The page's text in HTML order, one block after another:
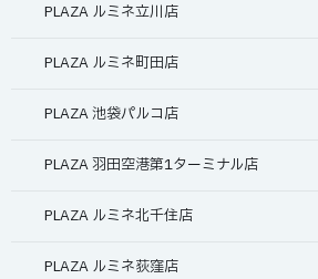
PLAZA ルミネ立川店
PLAZA ルミネ町田店
PLAZA 池袋パルコ店
PLAZA 羽田空港第1ターミナル店
PLAZA ルミネ北千住店
PLAZA ルミネ荻窪店